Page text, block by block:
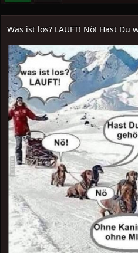
Was ist los? LAUFT! Nö! Hast Du